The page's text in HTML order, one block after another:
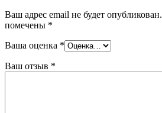
Ваш адрес email не будет опубликован.
помечены *
Ваша оценка *
Ваш отзыв *